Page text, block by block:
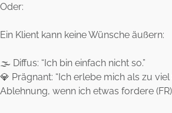
Oder:
Ein Klient kann keine Wünsche äußern:
🌫️ Diffus: “Ich bin einfach nicht so.”
💎 Prägnant: “Ich erlebe mich als zu
Ablehnung, wenn ich etwas fordere